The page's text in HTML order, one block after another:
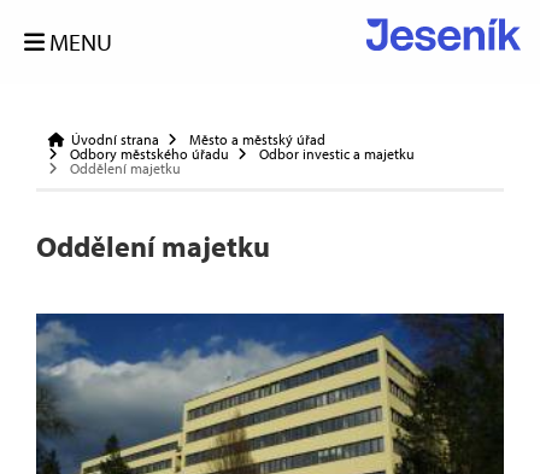
MENU
Úvodní strana
Město a městský úřad
Odbory městského úřadu
Odbor investic a majetku
Oddělení majetku
Oddělení majetku